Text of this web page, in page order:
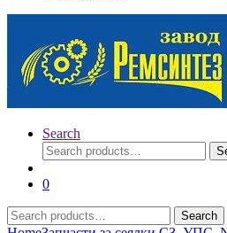
Search
Search
for:
0
Search
for:
Search